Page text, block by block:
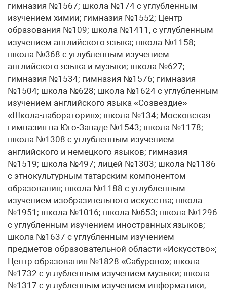
гимназия №1567; школа №174 с углубленным
изучением химии; гимназия №1552; Центр
образования №109; школа №1411, с углубленным
изучением английского языка; школа №1158;
школа №368 с углубленным изучением
английского языка и музыки; школа №627;
гимназия №1534; гимназия №1576; гимназия
№1504; школа №628; школа №1624 с углубленным
изучением английского языка «Созвездие»
«Школа-лаборатория»; школа №134; Московская
гимназия на Юго-Западе №1543; школа №1178;
школа №1308 с углубленным изучением
английского и немецкого языков; гимназия
№1519; школа №497; лицей №1303; школа №1186
с этнокультурным татарским компонентом
образования; школа №1188 с углубленным
изучением изобразительного искусства; школа
№1951; школа №1016; школа №653; школа №1296
с углубленным изучением иностранных языков;
школа №1637 с углубленным изучением
предметов образовательной области «Искусство»;
Центр образования №1828 «Сабурово»; школа
№1732 с углубленным изучением музыки; школа
№1317 с углубленным изучением информатики,